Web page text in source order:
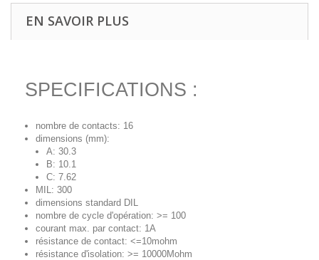
EN SAVOIR PLUS
SPECIFICATIONS :
nombre de contacts: 16
dimensions (mm):
A: 30.3
B: 10.1
C: 7.62
MIL: 300
dimensions standard DIL
nombre de cycle d'opération: >= 100
courant max. par contact: 1A
résistance de contact: <=10mohm
résistance d'isolation: >= 10000Mohm